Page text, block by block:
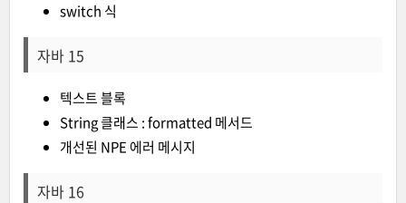
switch 식
자바 15
텍스트 블록
String 클래스 : formatted 메서드
개선된 NPE 에러 메시지
자바 16